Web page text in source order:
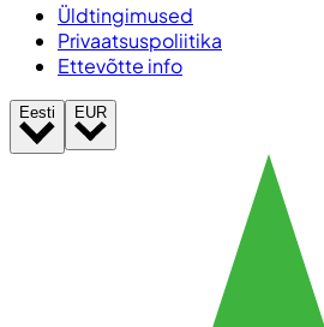
Üldtingimused
Privaatsuspoliitika
Ettevõtte info
Eesti EUR